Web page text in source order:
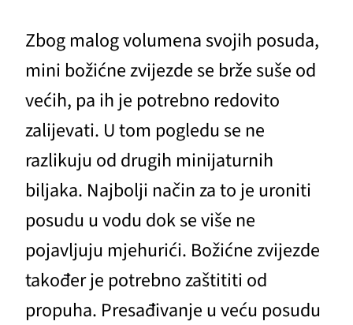
Zbog malog volumena svojih posuda,
mini božićne zvijezde se brže suše od
većih, pa ih je potrebno redovito
zalijevati. U tom pogledu se ne
razlikuju od drugih minijaturnih
biljaka. Najbolji način za to je uroniti
posudu u vodu dok se više ne
pojavljuju mjehurići. Božićne zvijezde
također je potrebno zaštititi od
propuha. Presađivanje u veću posudu